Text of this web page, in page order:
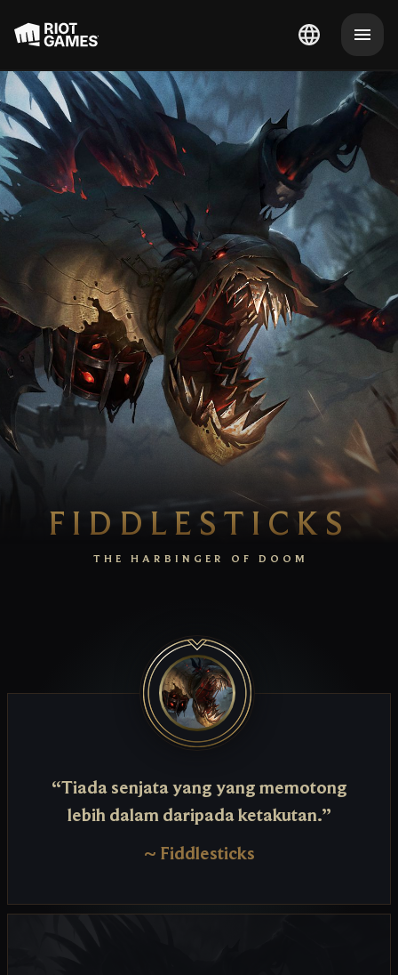
FIDDLESTICKS
THE HARBINGER OF DOOM
“Tiada senjata yang yang memotong
lebih dalam daripada ketakutan.”
~ Fiddlesticks